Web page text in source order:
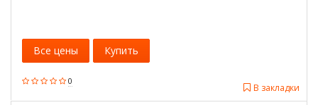
0
В закладки
Все цены Купить